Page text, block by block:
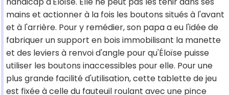
mains et actionner à la fois les boutons situés à l'avant
et à l'arrière. Pour y remédier, son papa a eu l'idée de
fabriquer un support en bois immobilisant la manette
et des leviers à renvoi d'angle pour qu'Éloïse puisse
utiliser les boutons inaccessibles pour elle. Pour une
plus grande facilité d'utilisation, cette tablette de jeu
est fixée à celle du fauteuil roulant avec une pince